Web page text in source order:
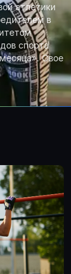
атлетики
в
спорта
Свое